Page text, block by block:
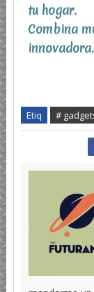
tu hogar.
Combina
innovadora.
Etiq #